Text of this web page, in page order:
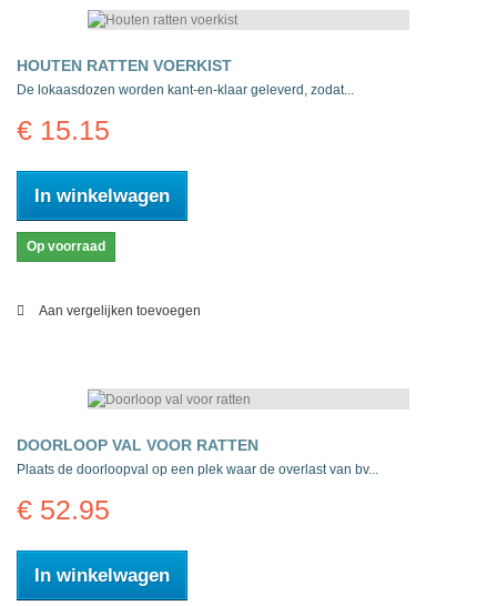
HOUTEN RATTEN VOERKIST
De lokaasdozen worden kant-en-klaar geleverd, zodat...
€ 15.15
In winkelwagen
Op voorraad
Aan vergelijken toevoegen
DOORLOOP VAL VOOR RATTEN
Plaats de doorloopval op een plek waar de overlast van bv...
€ 52.95
In winkelwagen